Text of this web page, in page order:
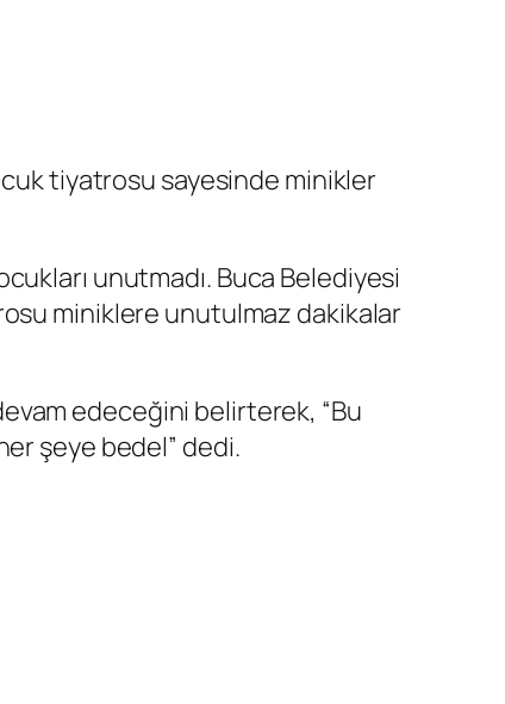
tiyatrosu sayesinde minikler
unutmadı. Buca Belediyesi
miniklere unutulmaz dakikalar
edeceğini belirterek, “Bu
şeye bedel” dedi.